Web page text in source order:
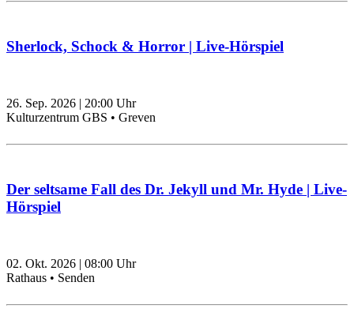
Sherlock, Schock & Horror | Live-Hörspiel
26. Sep. 2026 | 20:00 Uhr
Kulturzentrum GBS • Greven
Der seltsame Fall des Dr. Jekyll und Mr. Hyde | Live-
Hörspiel
02. Okt. 2026 | 08:00 Uhr
Rathaus • Senden